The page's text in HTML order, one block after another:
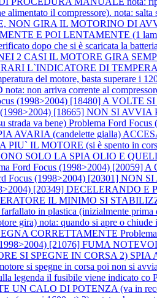
il compressore). nota: salta
NON GIRA IL MOTORINO DI
E POI LENTAMENTE (1
dopo che si è scaricata la batteria
2 CASI IL MOTORE GIRA
L`INDICATORE DI
del motore, basta superare i
non arriva corrente al
(1998>2004) [18480] A VOLTE
[18665] NON SI AVVIA
va bene) Problema Ford
AVARIA (candelette gialla)
PIU` IL MOTORE (si è spento in
SOLO LA SPIA OLIO E
Ford Focus (1998>2004)
Focus (1998>2004) [20301] NON
[20349] DECELERANDO
IL MINIMO SI
in plastica (inizialmente
nota: quando si apre o chiude
CORRETTAMENTE
[21076] FUMA
SI SPEGNE IN CORSA 2) SPIA
si spegne in corsa poi non si
legenda il fusibile viene indicato co
UN CALO DI POTENZA (va in